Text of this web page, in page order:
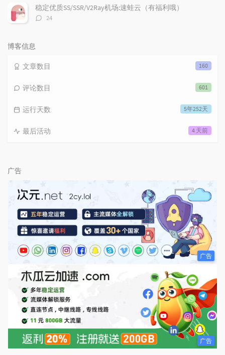
数：
稳定优质SS/SSR/V2Ray机场:速蛙云（有福利哦）
评
24
博客信息
160
文章数目
601
评论数目
5年252天
运行天数
4 天前
最后活动
广告
广告
广告